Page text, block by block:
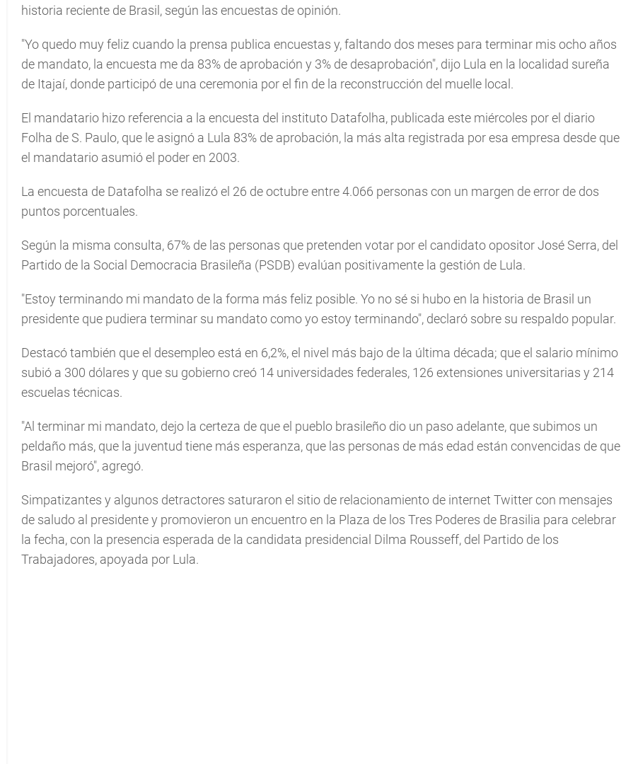
historia reciente de Brasil, según las encuestas de opinión.
"Yo quedo muy feliz cuando la prensa publica encuestas y, faltando dos meses para terminar mis ocho años
de mandato, la encuesta me da 83% de aprobación y 3% de desaprobación", dijo Lula en la localidad sureña
de Itajaí, donde participó de una ceremonia por el fin de la reconstrucción del muelle local.
El mandatario hizo referencia a la encuesta del instituto Datafolha, publicada este miércoles por el diario
Folha de S. Paulo, que le asignó a Lula 83% de aprobación, la más alta registrada por esa empresa desde que
el mandatario asumió el poder en 2003.
La encuesta de Datafolha se realizó el 26 de octubre entre 4.066 personas con un margen de error de dos
puntos porcentuales.
Según la misma consulta, 67% de las personas que pretenden votar por el candidato opositor José Serra, del
Partido de la Social Democracia Brasileña (PSDB) evalúan positivamente la gestión de Lula.
"Estoy terminando mi mandato de la forma más feliz posible. Yo no sé si hubo en la historia de Brasil un
presidente que pudiera terminar su mandato como yo estoy terminando", declaró sobre su respaldo popular.
Destacó también que el desempleo está en 6,2%, el nivel más bajo de la última década; que el salario mínimo
subió a 300 dólares y que su gobierno creó 14 universidades federales, 126 extensiones universitarias y 214
escuelas técnicas.
"Al terminar mi mandato, dejo la certeza de que el pueblo brasileño dio un paso adelante, que subimos un
peldaño más, que la juventud tiene más esperanza, que las personas de más edad están convencidas de que
Brasil mejoró", agregó.
Simpatizantes y algunos detractores saturaron el sitio de relacionamiento de internet Twitter con mensajes
de saludo al presidente y promovieron un encuentro en la Plaza de los Tres Poderes de Brasilia para celebrar
la fecha, con la presencia esperada de la candidata presidencial Dilma Rousseff, del Partido de los
Trabajadores, apoyada por Lula.